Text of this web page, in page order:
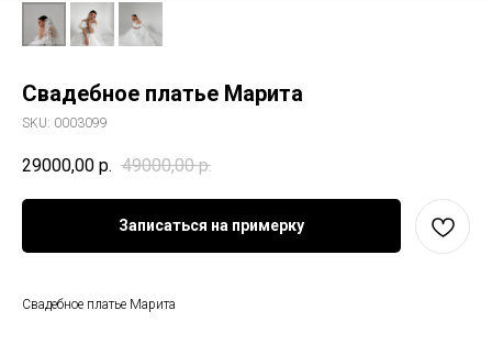
Свадебное платье Марита
SKU: 0003099
29000,00 р. 49000,00 р.
Записаться на примерку
Свадебное платье Марита